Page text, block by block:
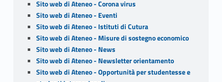
Sito web di Ateneo - Corona virus
Sito web di Ateneo - Eventi
Sito web di Ateneo - Istituti di Cutura
Sito web di Ateneo - Misure di sostegno economico
Sito web di Ateneo - News
Sito web di Ateneo - Newsletter orientamento
Sito web di Ateneo - Opportunità per studentesse e